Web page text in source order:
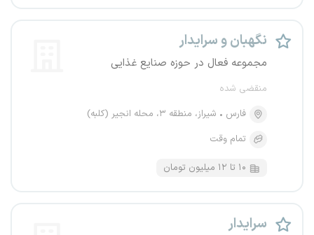
نگهبان و سرایدار
مجموعه فعال در حوزه صنایع غذایی
منقضی شده
فارس
شیراز، منطقه ۳، محله انجیر (کلبه)
تمام وقت
۱۰ تا ۱۲ میلیون تومان
سرایدار